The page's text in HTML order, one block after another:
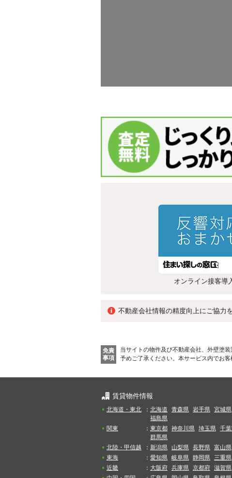
オンライン接客導
不動産会社情報の精度向上にご協力
免責
事項
当サイトの物件及び不動産会社、外壁塗
予めご了承ください。 本サービス内でお
賃貸物件情報
北海道・東北 ： 北海道 青森県 岩手県 宮城県
福島県
関東
： 東京都 神奈川県 埼玉県 千
群馬県
北陸・甲信越
： 新潟県 山梨県 長野県 富山県
東海
： 愛知県 岐阜県 静岡県
三重県
近畿
： 大阪府 兵庫県 京都府 滋賀県